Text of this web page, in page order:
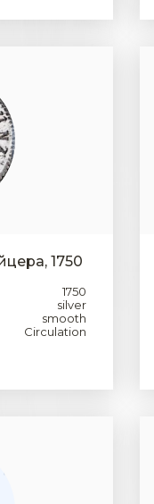
1750
1750
silver
smooth
Circulation